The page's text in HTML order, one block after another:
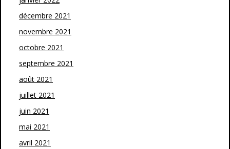
décembre 2021
novembre 2021
octobre 2021
septembre 2021
août 2021
juillet 2021
juin 2021
mai 2021
avril 2021